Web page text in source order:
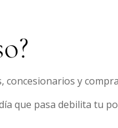
concesionarios y
que pasa debilita tu